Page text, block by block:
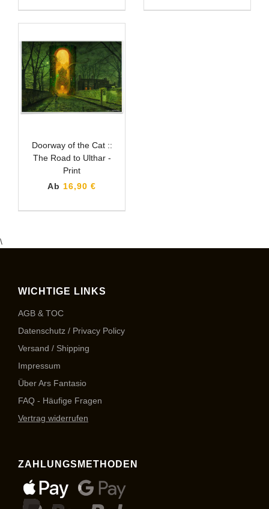
Doorway of the Cat ::
The Road to Ulthar -
Print
Ab 16,90 €
\
WICHTIGE LINKS
AGB & TOC
Datenschutz / Privacy Policy
Versand / Shipping
Impressum
Über Ars Fantasio
FAQ - Häufige Fragen
Vertrag widerrufen
ZAHLUNGSMETHODEN